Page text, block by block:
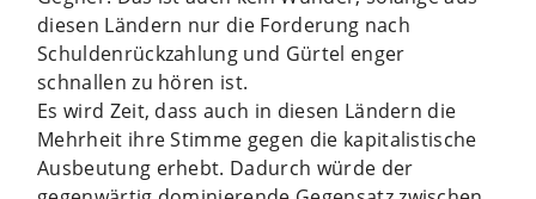
diesen Ländern nur die Forderung nach
Schuldenrückzahlung und Gürtel enger
schnallen zu hören ist.
Es wird Zeit, dass auch in diesen Ländern die
Mehrheit ihre Stimme gegen die kapitalistische
Ausbeutung erhebt. Dadurch würde der